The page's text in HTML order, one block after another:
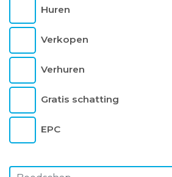
Huren
Verkopen
Verhuren
Gratis schatting
EPC